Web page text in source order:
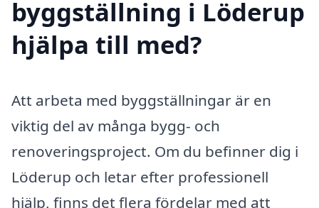
byggställning i Löderup
hjälpa till med?
Att arbeta med byggställningar är en
viktig del av många bygg- och
renoveringsproject. Om du befinner dig i
Löderup och letar efter professionell
hjälp, finns det flera fördelar med att